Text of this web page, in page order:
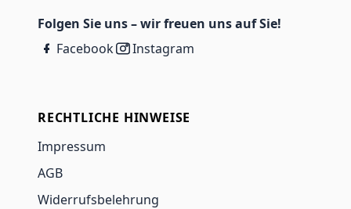
Folgen Sie uns – wir freuen uns auf Sie!
Facebook
Instagram
RECHTLICHE HINWEISE
Impressum
AGB
Widerrufsbelehrung